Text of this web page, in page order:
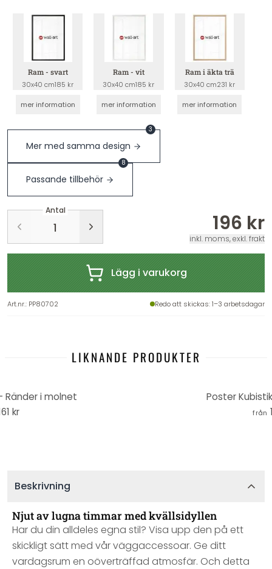
Ram - svart
30x40 cm185 kr
mer information
Ram - vit
30x40 cm185 kr
mer information
Ram i äkta trä
30x40 cm231 kr
mer information
Mer med samma design
3
Passande tillbehör
8
Antal
196 kr
inkl. moms, exkl. frakt
Lägg i varukorg
Art.nr.: PP80702 Redo att skickas: 1–3 arbetsdagar
LIKNANDE PRODUKTER
Ränder i molnet
kr
Poster
från
Beskrivning
Njut av lugna timmar med kvällsidyllen
Har du din alldeles egna stil? Visa upp den på ett
skickligt sätt med vår väggaccessoar. Ge ditt
vardagsrum en oöverträffad atmosfär. Och detta